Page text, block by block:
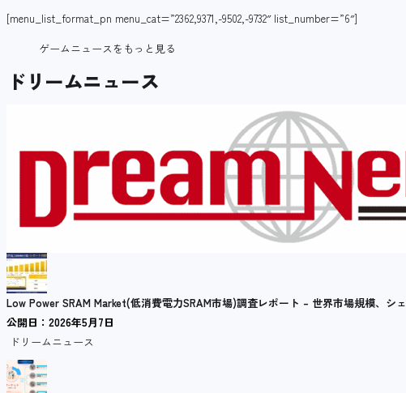
[menu_list_format_pn menu_cat=”2362,9371,-9502,-9732″ list_number=”6″]
ゲームニュースをもっと見る
ドリームニュース
Low Power SRAM Market(低消費電力SRAM市場)調査レポート – 世界市場規模、シ
公開日：2026年5月7日
ドリームニュース